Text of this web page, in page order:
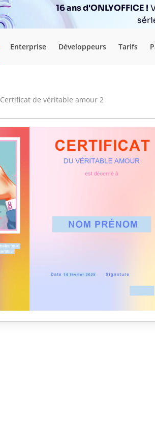
16 ans d'ONLYOFFICE !
Enterprise Développeurs Tarifs
Certificat de véritable amour 2